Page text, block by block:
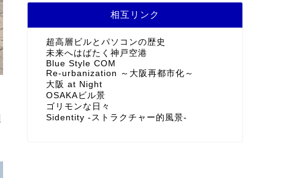
相互リンク
超高層ビルとパソコンの歴史
未来へはばたく神戸空港
Blue Style COM
Re-urbanization ～大阪再都市化～
大阪 at Night
OSAKAビル景
ゴリモンな日々
Sidentity -ストラクチャー的風景-